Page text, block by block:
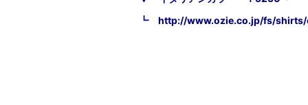
┗ http://www.ozie.co.jp/fs/